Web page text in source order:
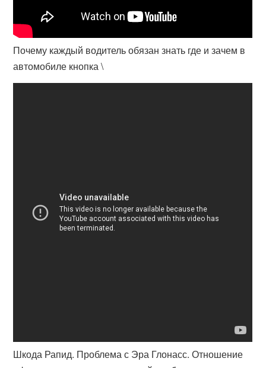
Почему каждый водитель обязан знать где и зачем в
автомобиле кнопка \
Шкода Рапид. Проблема с Эра Глонасс. Отношение